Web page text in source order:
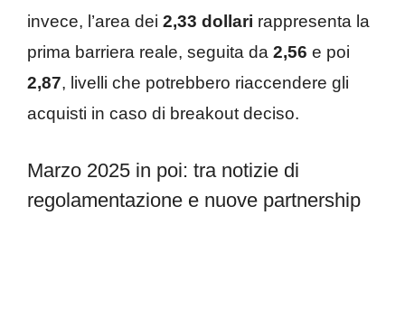
invece, l’area dei 2,33 dollari rappresenta la
prima barriera reale, seguita da 2,56 e poi
2,87, livelli che potrebbero riaccendere gli
acquisti in caso di breakout deciso.
Marzo 2025 in poi: tra notizie di
regolamentazione e nuove partnership